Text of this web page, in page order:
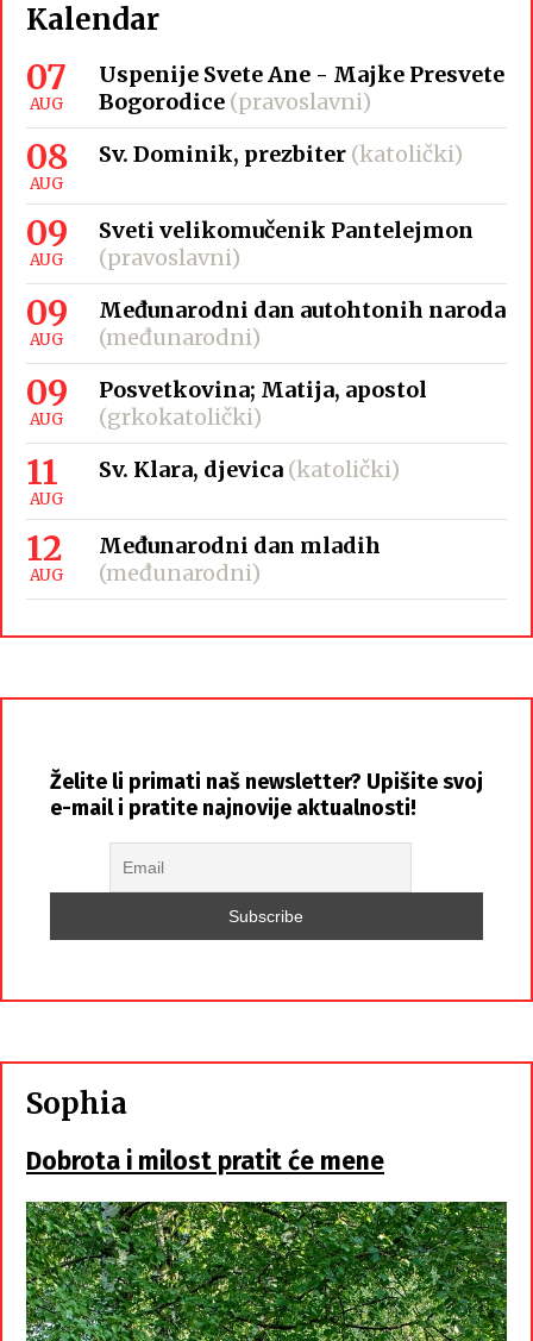
Kalendar
07
AUG
Uspenije Svete Ane - Majke Presvete
Bogorodice (pravoslavni)
08
AUG
Sv. Dominik, prezbiter (katolički)
09
AUG
Sveti velikomučenik Pantelejmon
(pravoslavni)
09
AUG
Međunarodni dan autohtonih naroda
(međunarodni)
09
AUG
Posvetkovina; Matija, apostol
(grkokatolički)
11
AUG
Sv. Klara, djevica (katolički)
12
AUG
Međunarodni dan mladih
(međunarodni)
Želite li primati naš newsletter? Upišite svoj
e-mail i pratite najnovije aktualnosti!
Sophia
Dobrota i milost pratit će mene